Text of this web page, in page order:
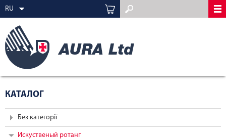
RU
КАТАЛОГ
Без категорії
Искуственый ротанг